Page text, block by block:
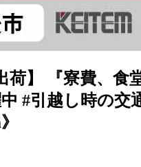
荷】 『寮費、
#引越し時の